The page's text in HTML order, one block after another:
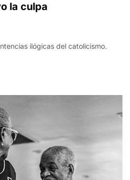
la culpa
ilógicas del catolicismo.